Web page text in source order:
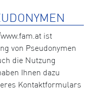
ist
von Pseudonymen
die Nutzung
Ihnen dazu
Kontaktformulars